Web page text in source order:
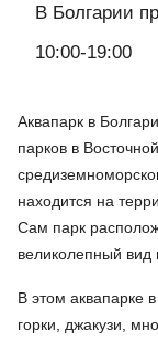
В Болгарии
10:00-19:00
Аквапарк в
парков в
находится на
Сам парк
великолепный вид
В этом аквапарке
горки, джакузи,